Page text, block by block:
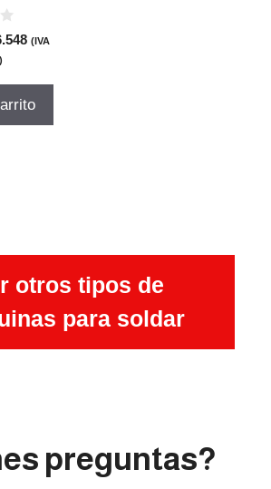
El(IVA
otros tipos de
para soldar
preguntas?